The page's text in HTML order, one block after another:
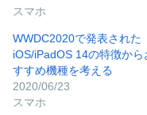
スマホ
WWDC2020で発表された
iOS/iPadOS 14の特徴から
すすめ機種を考える
2020/06/23
スマホ